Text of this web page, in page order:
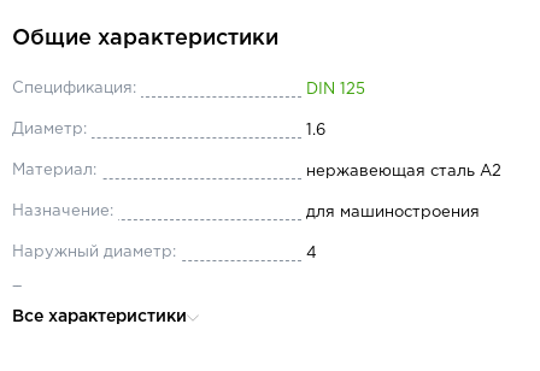
Общие характеристики
Спецификация: DIN 125
Диаметр: 1.6
Материал: нержавеющая сталь А2
Назначение: для машиностроения
Наружный диаметр: 4
Все характеристики